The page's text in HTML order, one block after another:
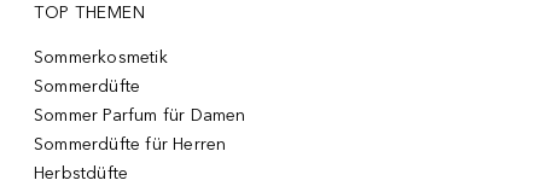
TOP THEMEN
Sommerkosmetik
Sommerdüfte
Sommer Parfum für Damen
Sommerdüfte für Herren
Herbstdüfte